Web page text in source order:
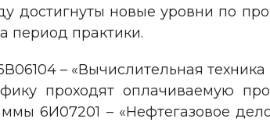
достигнуты новые уровни по
период практики.
– «Вычислительная
проходят оплачиваемую
6И07201 – «Нефтегазовое